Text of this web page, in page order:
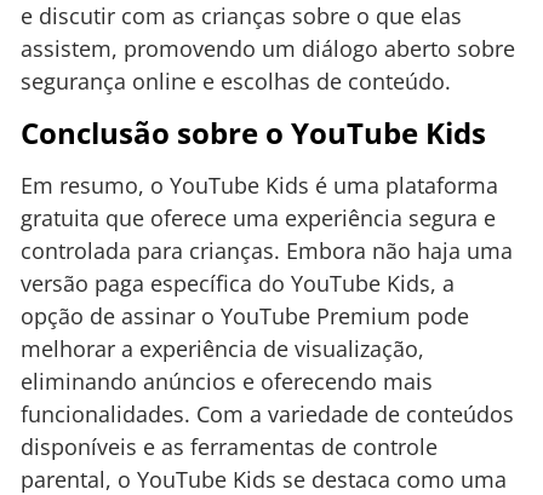
e discutir com as crianças sobre o que elas
assistem, promovendo um diálogo aberto sobre
segurança online e escolhas de conteúdo.
Conclusão sobre o YouTube Kids
Em resumo, o YouTube Kids é uma plataforma
gratuita que oferece uma experiência segura e
controlada para crianças. Embora não haja uma
versão paga específica do YouTube Kids, a
opção de assinar o YouTube Premium pode
melhorar a experiência de visualização,
eliminando anúncios e oferecendo mais
funcionalidades. Com a variedade de conteúdos
disponíveis e as ferramentas de controle
parental, o YouTube Kids se destaca como uma